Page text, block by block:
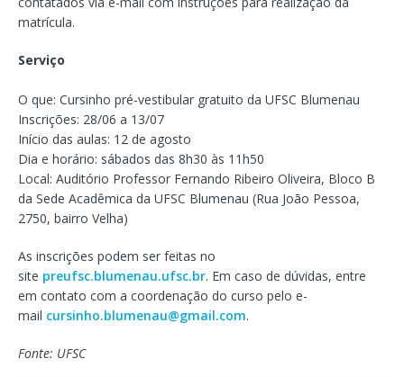
matrícula.
Serviço
O que: Cursinho pré-vestibular gratuito da UFSC Blumenau
Inscrições: 28/06 a 13/07
Início das aulas: 12 de agosto
Dia e horário: sábados das 8h30 às 11h50
Local: Auditório Professor Fernando Ribeiro Oliveira, Bloco B
da Sede Acadêmica da UFSC Blumenau (Rua João Pessoa,
2750, bairro Velha)
As inscrições podem ser feitas no
site preufsc.blumenau.ufsc.br. Em caso de dúvidas, entre
em contato com a coordenação do curso pelo e-
mail cursinho.blumenau@gmail.com.
Fonte: UFSC